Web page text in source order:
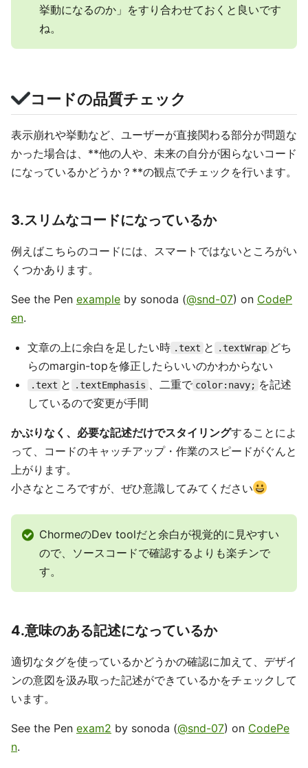
挙動になるのか」をすり合わせておくと良いです
ね。
コードの品質チェック
表示崩れや挙動など、ユーザーが直接関わる部分が問題な
かった場合は、**他の人や、未来の自分が困らないコード
になっているかどうか？**の観点でチェックを行います。
3.スリムなコードになっているか
例えばこちらのコードには、スマートではないところがい
くつかあります。
See the Pen example by sonoda (@snd-07) on CodeP
en.
文章の上に余白を足したい時 .text と .textWrap どち
らのmargin-topを修正したらいいのかわからない
.text と .textEmphasis 、二重で color:navy; を記述
しているので変更が手間
かぶりなく、必要な記述だけでスタイリングすることによ
って、コードのキャッチアップ・作業のスピードがぐんと
上がります。
小さなところですが、ぜひ意識してみてください
ChormeのDev toolだと余白が視覚的に見やすい
ので、ソースコードで確認するよりも楽チンで
す。
4.意味のある記述になっているか
適切なタグを使っているかどうかの確認に加えて、デザイ
ンの意図を汲み取った記述ができているかをチェックして
います。
See the Pen exam2 by sonoda (@snd-07) on CodePe
n.